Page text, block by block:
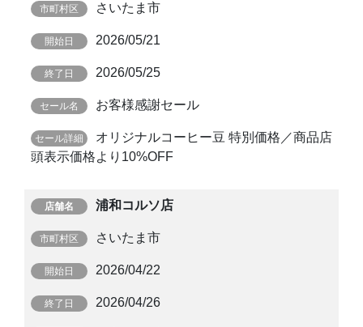
さいたま市
2026/05/21
2026/05/25
お客様感謝セール
オリジナルコーヒー豆 特別価格／商品店
頭表示価格より10%OFF
浦和コルソ店
さいたま市
2026/04/22
2026/04/26